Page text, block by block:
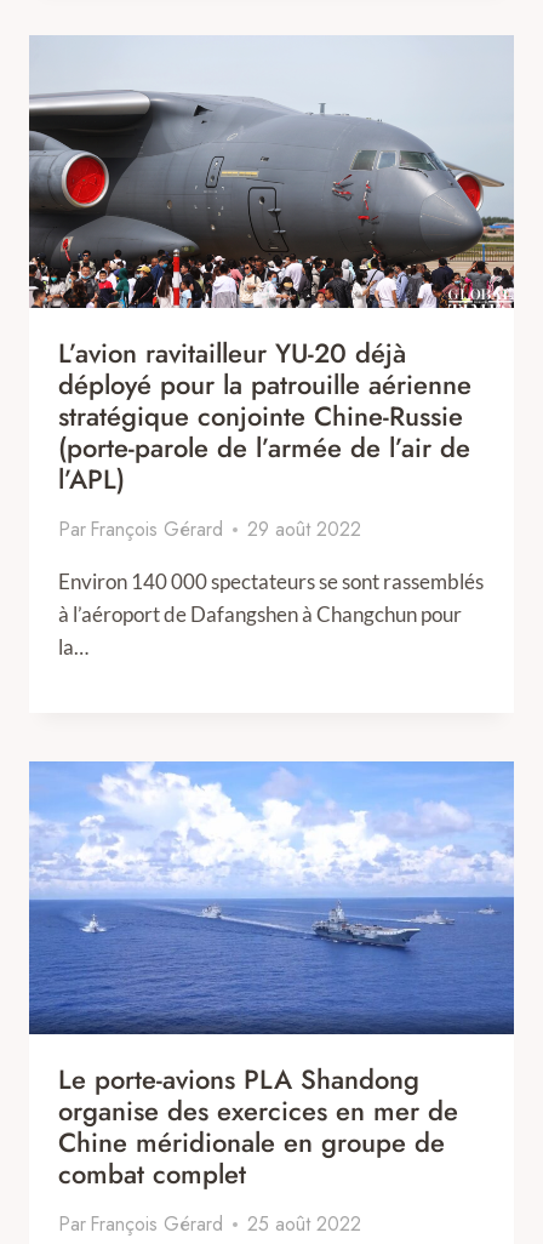
L’avion ravitailleur YU-20 déjà
déployé pour la patrouille aérienne
stratégique conjointe Chine-Russie
(porte-parole de l’armée de l’air de
l’APL)
Par François Gérard 29 août 2022
Environ 140 000 spectateurs se sont rassemblés
à l’aéroport de Dafangshen à Changchun pour
la…
Le porte-avions PLA Shandong
organise des exercices en mer de
Chine méridionale en groupe de
combat complet
Par François Gérard 25 août 2022